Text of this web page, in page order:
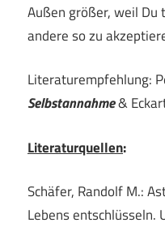
Außen größer, weil
andere so zu
Literaturempfehlung:
Selbstannahme&
Literaturquellen:
Schäfer, Randolf M.:
Lebens entschlüsseln.